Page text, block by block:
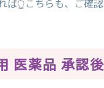
ば👆こちらも、ご確認
医薬品 承認